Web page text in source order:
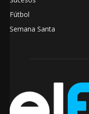
Fútbol
Semana Santa